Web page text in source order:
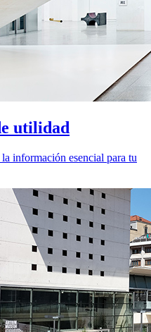
utilidad
información esencial para tu